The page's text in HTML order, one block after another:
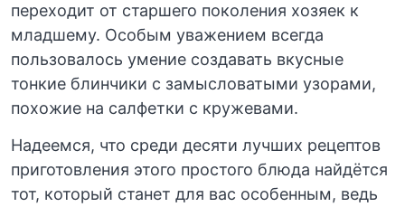
переходит от старшего поколения хозяек к
младшему. Особым уважением всегда
пользовалось умение создавать вкусные
тонкие блинчики с замысловатыми узорами,
похожие на салфетки с кружевами.
Надеемся, что среди десяти лучших рецептов
приготовления этого простого блюда найдётся
тот, который станет для вас особенным, ведь